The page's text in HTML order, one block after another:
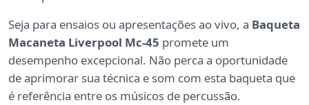
Seja para ensaios ou apresentações ao vivo, a Baqueta
Macaneta Liverpool Mc-45 promete um
desempenho excepcional. Não perca a oportunidade
de aprimorar sua técnica e som com esta baqueta que
é referência entre os músicos de percussão.